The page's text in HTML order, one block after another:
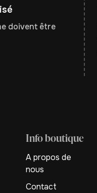
doivent être
Info boutique
A propos de
nous
Contact